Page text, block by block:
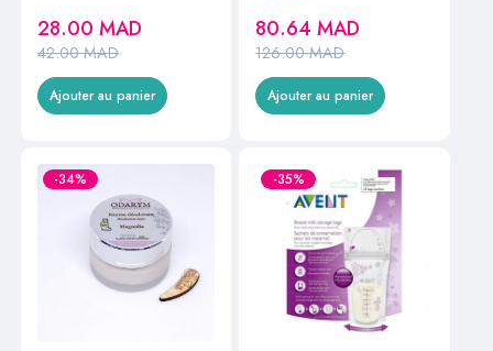
42.00MAD
28.00 MAD
Ajouter au panier
126.00MAD
80.64MAD
Ajouter au panier
-34% -35%